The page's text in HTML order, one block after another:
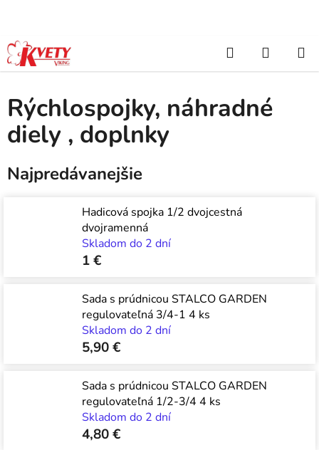
obsah
Hľadať
KOŠÍK
Domov / Záhradkárske potreby / Rýchlospojky,
náhradné diely , doplnky
Rýchlospojky, náhradné
diely , doplnky
Najpredávanejšie
Hadicová spojka 1/2 dvojcestná
dvojramenná
Skladom do 2 dní
1 €
Sada s prúdnicou STALCO GARDEN
regulovateľná 3/4-1 4 ks
Skladom do 2 dní
5,90 €
Sada s prúdnicou STALCO GARDEN
regulovateľná 1/2-3/4 4 ks
Skladom do 2 dní
4,80 €